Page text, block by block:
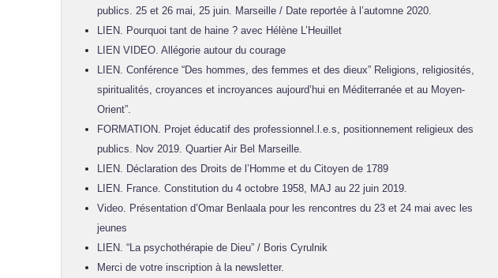
publics. 25 et 26 mai, 25 juin. Marseille / Date reportée à l’automne 2020.
LIEN. Pourquoi tant de haine ? avec Hélène L’Heuillet
LIEN VIDEO. Allégorie autour du courage
LIEN. Conférence “Des hommes, des femmes et des dieux” Religions, religiosités,
spiritualités, croyances et incroyances aujourd’hui en Méditerranée et au Moyen-
Orient”.
FORMATION. Projet éducatif des professionnel.l.e.s, positionnement religieux des
publics. Nov 2019. Quartier Air Bel Marseille.
LIEN. Déclaration des Droits de l’Homme et du Citoyen de 1789
LIEN. France. Constitution du 4 octobre 1958, MAJ au 22 juin 2019.
Video. Présentation d’Omar Benlaala pour les rencontres du 23 et 24 mai avec les
jeunes
LIEN. “La psychothérapie de Dieu” / Boris Cyrulnik
Merci de votre inscription à la newsletter.